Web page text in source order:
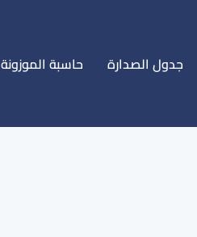
جدول الصدارة حاسبة الموزونة